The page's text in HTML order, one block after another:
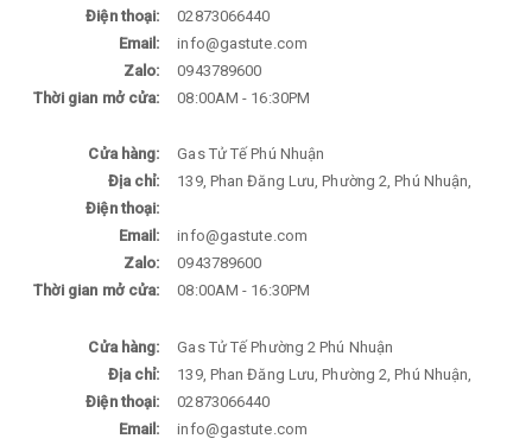
Điện thoại:
02873066440
Email:
info@gastute.com
Zalo:
0943789600
Thời gian mở cửa:
08:00AM - 16:30PM
Cửa hàng:
Gas Tử Tế Phú Nhuận
Địa chỉ:
139, Phan Đăng Lưu, Phường 2, Phú Nhuận,
Điện thoại:
Email:
info@gastute.com
Zalo:
0943789600
Thời gian mở cửa:
08:00AM - 16:30PM
Cửa hàng:
Gas Tử Tế Phường 2 Phú Nhuận
Địa chỉ:
139, Phan Đăng Lưu, Phường 2, Phú Nhuận,
Điện thoại:
02873066440
Email:
info@gastute.com